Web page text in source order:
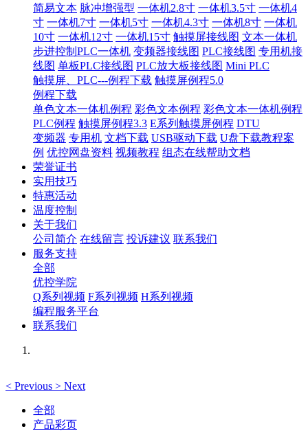
简易文本 脉冲增强型 一体机2.8寸 一体机3.5寸 一体机4
寸 一体机7寸 一体机5寸 一体机4.3寸 一体机8寸 一体机
10寸 一体机12寸 一体机15寸 触摸屏接线图 文本一体机
步进控制PLC一体机 变频器接线图 PLC接线图 专用机接
线图 单板PLC接线图 PLC放大板接线图 Mini PLC
触摸屏、PLC---例程下载 触摸屏例程5.0
例程下载
单色文本一体机例程 彩色文本例程 彩色文本一体机例程
PLC例程 触摸屏例程3.3 E系列触摸屏例程 DTU
变频器 专用机 文档下载 USB驱动下载 U盘下载教程案
例 优控网盘资料 视频教程 组态在线帮助文档
荣誉证书
实用技巧
特惠活动
温度控制
关于我们
公司简介 在线留言 投诉建议 联系我们
服务支持
全部
优控学院
Q系列视频 F系列视频 H系列视频
编程服务平台
联系我们
< Previous > Next
全部
产品彩页